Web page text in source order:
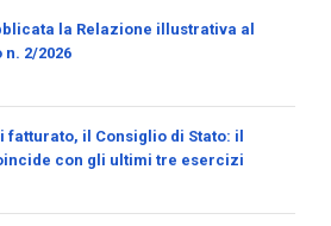
la Relazione illustrativa al
n. 2/2026
fatturato, il Consiglio di Stato: il
con gli ultimi tre esercizi